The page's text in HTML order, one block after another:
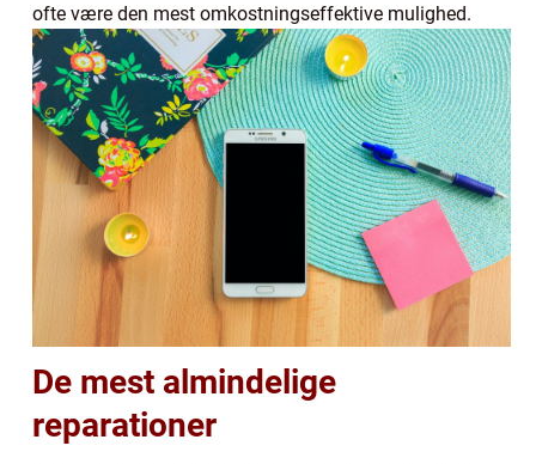
ofte være den mest omkostningseffektive mulighed.
De mest almindelige
reparationer